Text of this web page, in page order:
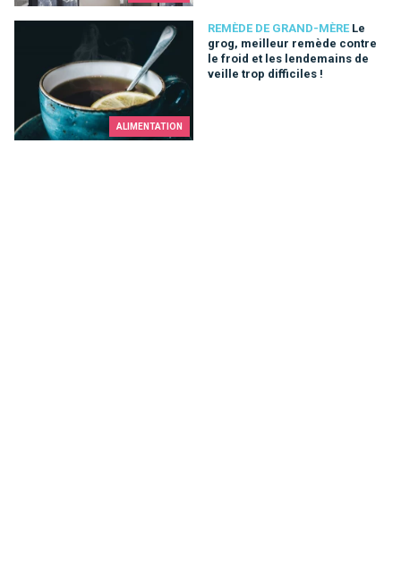
ALIMENTATION
REMÈDE DE GRAND-MÈRE Le
grog, meilleur remède contre
le froid et les lendemains de
veille trop difficiles !
Le grog, meilleur remède contre le froid et les lendemains